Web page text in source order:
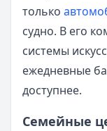
только
судно. В его
системы
ежедневные
доступнее.
Семейные